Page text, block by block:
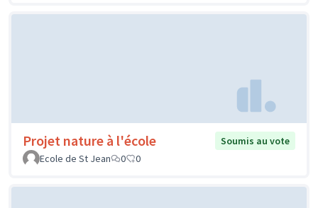
Projet nature à l'école
Soumis au vote
Ecole de St Jean
0 0